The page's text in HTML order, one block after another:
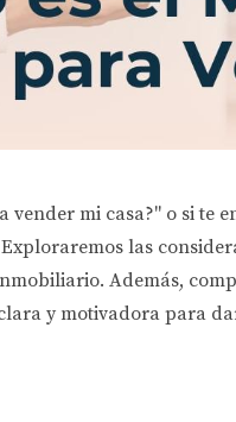
vender mi casa?" o si
las
Además,
y motivadora para